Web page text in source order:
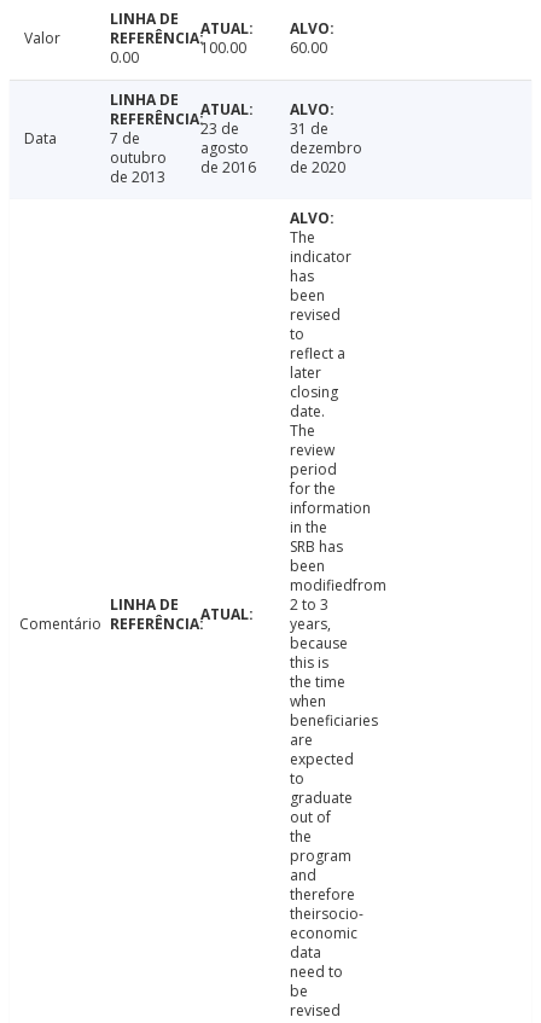
Valor
0.00
100.00 60.00
Data
7 de
outubro
de 2013
23 de
agosto
de 2016
31 de
dezembro
de 2020
Comentário
The
indicator
has
been
revised
to
reflect a
later
closing
date.
The
review
period
for the
information
in the
SRB has
been
modifiedfrom
2 to 3
years,
because
this is
the time
when
beneficiaries
are
expected
to
graduate
out of
the
program
and
therefore
theirsocio-
economic
data
need to
be
revised